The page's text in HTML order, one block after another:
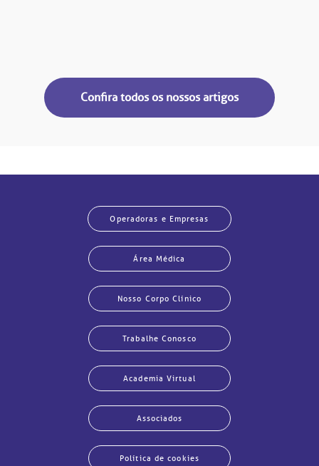
Confira todos os nossos artigos
Operadoras e Empresas
Área Médica
Nosso Corpo Clínico
Trabalhe Conosco
Academia Virtual
Associados
Política de cookies